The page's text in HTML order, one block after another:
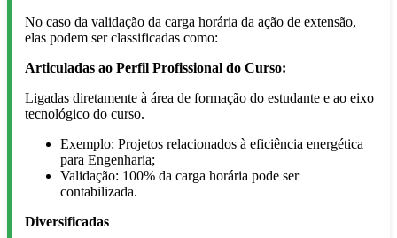
No caso da validação da carga horária da ação de extensão,
elas podem ser classificadas como:
Articuladas ao Perfil Profissional do Curso:
Ligadas diretamente à área de formação do estudante e ao eixo
tecnológico do curso.
Exemplo: Projetos relacionados à eficiência energética
para Engenharia;
Validação: 100% da carga horária pode ser
contabilizada.
Diversificadas